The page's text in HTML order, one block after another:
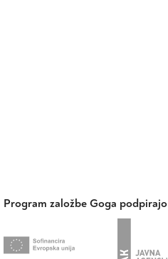
Program založbe Goga podpirajo